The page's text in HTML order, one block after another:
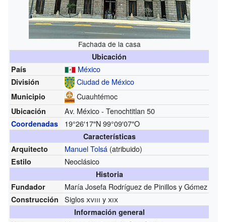
Fachada de la casa
Ubicación
País
México
División Ciudad de México
Municipio Cuauhtémoc
Ubicación Av. México - Tenochtitlan 50
Coordenadas 19°26′17″N99°09′07″O
Características
Arquitecto
Manuel Tolsá (atribuido)
Estilo Neoclásico
Historia
Fundador
María Josefa Rodríguez de Pinillos y Gómez
Construcción Siglosxviii yxix
Información general